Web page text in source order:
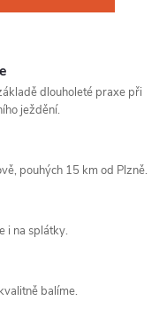
dlouholeté praxe při
ježdění.
pouhých 15 km od Plzně.
i na splátky.
balíme.